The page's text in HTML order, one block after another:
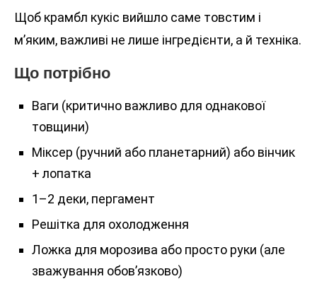
Щоб крамбл кукіс вийшло саме товстим і
м’яким, важливі не лише інгредієнти, а й техніка.
Що потрібно
Ваги (критично важливо для однакової
товщини)
Міксер (ручний або планетарний) або вінчик
+ лопатка
1–2 деки, пергамент
Решітка для охолодження
Ложка для морозива або просто руки (але
зважування обов’язково)